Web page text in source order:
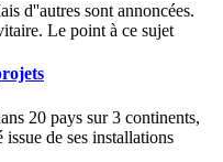
d''autres sont annoncées.
Le point à ce sujet
20 pays sur 3 continents,
de ses installations